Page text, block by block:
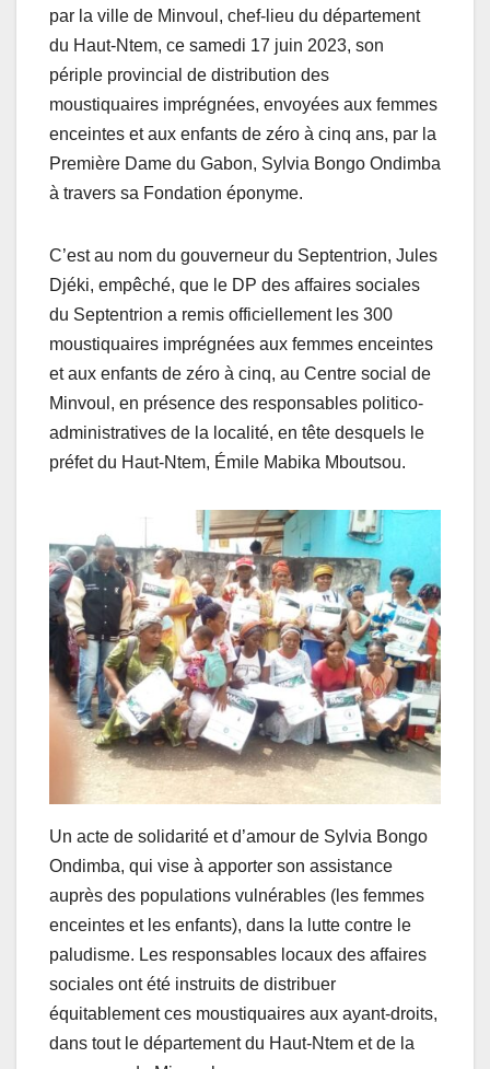
par la ville de Minvoul, chef-lieu du département
du Haut-Ntem, ce samedi 17 juin 2023, son
périple provincial de distribution des
moustiquaires imprégnées, envoyées aux femmes
enceintes et aux enfants de zéro à cinq ans, par la
Première Dame du Gabon, Sylvia Bongo Ondimba
à travers sa Fondation éponyme.
C’est au nom du gouverneur du Septentrion, Jules
Djéki, empêché, que le DP des affaires sociales
du Septentrion a remis officiellement les 300
moustiquaires imprégnées aux femmes enceintes
et aux enfants de zéro à cinq, au Centre social de
Minvoul, en présence des responsables politico-
administratives de la localité, en tête desquels le
préfet du Haut-Ntem, Émile Mabika Mboutsou.
Un acte de solidarité et d’amour de Sylvia Bongo
Ondimba, qui vise à apporter son assistance
auprès des populations vulnérables (les femmes
enceintes et les enfants), dans la lutte contre le
paludisme. Les responsables locaux des affaires
sociales ont été instruits de distribuer
équitablement ces moustiquaires aux ayant-droits,
dans tout le département du Haut-Ntem et de la